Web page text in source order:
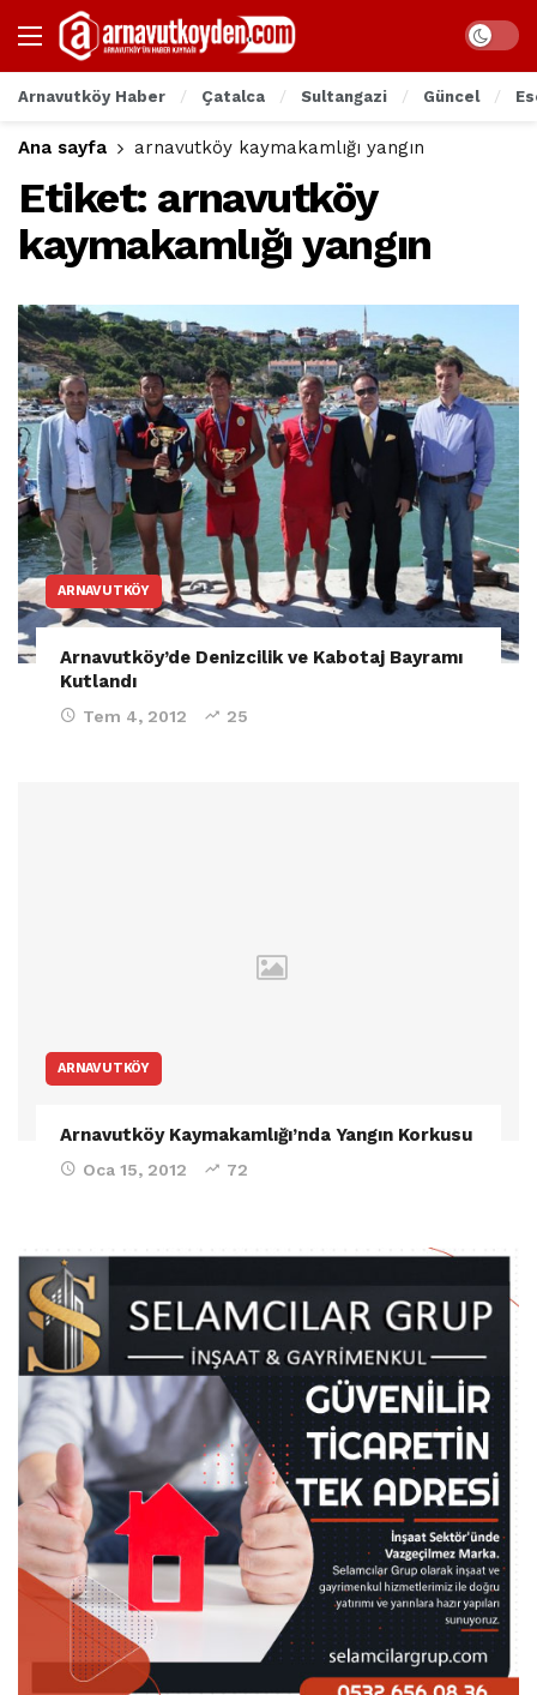
Arnavutköy Haber Çatalca Sultangazi Güncel
Ana sayfa arnavutköy kaymakamlığı yangın
Etiket: arnavutköy
kaymakamlığı yangın
ARNAVUTKÖY
Arnavutköy’de Denizcilik ve Kabotaj Bayramı
Kutlandı
Tem 4, 2012 25
ARNAVUTKÖY
Arnavutköy Kaymakamlığı’nda Yangın Korkusu
Oca 15, 2012 72